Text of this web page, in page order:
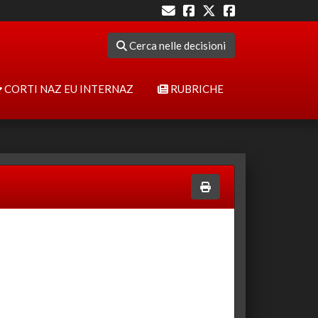
Cerca nelle decisioni
CORTI NAZ EU INTERNAZ RUBRICHE